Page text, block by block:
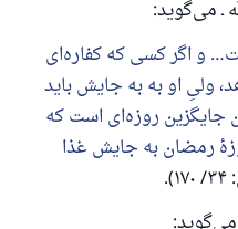
ـ می‌گوید:
و اگر کسی که کفاره‌ای
ولیِ او به به جایش باید
جایگزین روزه‌ای است که
رمضان به جایش غذا
مانند پاداش انجام
داشت